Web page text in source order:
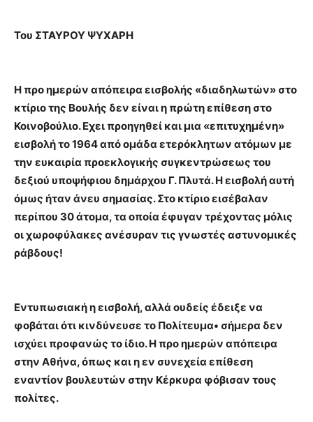
Του ΣΤΑΥΡΟΥ ΨΥΧΑΡΗ
Η προ ημερών απόπειρα εισβολής «διαδηλωτών» στο
κτίριο της Βουλής δεν είναι η πρώτη επίθεση στο
Κοινοβούλιο. Εχει προηγηθεί και μια «επιτυχημένη»
εισβολή το 1964 από ομάδα ετερόκλητων ατόμων με
την ευκαιρία προεκλογικής συγκεντρώσεως του
δεξιού υποψήφιου δημάρχου Γ. Πλυτά. Η εισβολή αυτή
όμως ήταν άνευ σημασίας. Στο κτίριο εισέβαλαν
περίπου 30 άτομα, τα οποία έφυγαν τρέχοντας μόλις
οι χωροφύλακες ανέσυραν τις γνωστές αστυνομικές
ράβδους!
Εντυπωσιακή η εισβολή, αλλά ουδείς έδειξε να
φοβάται ότι κινδύνευσε το Πολίτευμα• σήμερα δεν
ισχύει προφανώς το ίδιο. Η προ ημερών απόπειρα
στην Αθήνα, όπως και η εν συνεχεία επίθεση
εναντίον βουλευτών στην Κέρκυρα φόβισαν τους
πολίτες.